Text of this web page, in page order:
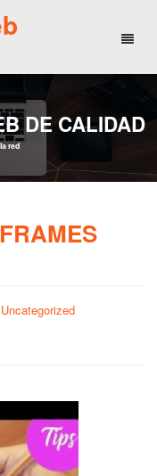
DE CALIDAD
red
Uncategorized